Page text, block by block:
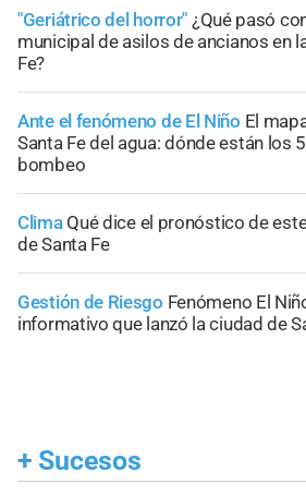
"Geriátrico del horror" ¿Qué pasó
municipal de asilos de ancianos en
Fe?
Ante el fenómeno de El Niño El
Santa Fe del agua: dónde están los
bombeo
Clima Qué dice el pronóstico de
de Santa Fe
Gestión de Riesgo Fenómeno El
informativo que lanzó la ciudad de
+ Sucesos